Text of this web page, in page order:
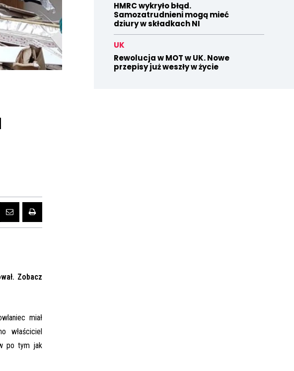
Zobacz
miał
właściciel
po tym jak
HMRC wykryło błąd.
Samozatrudnieni mogą mieć
dziury w składkach NI
UK
Rewolucja w MOT w UK. Nowe
przepisy już weszły w życie